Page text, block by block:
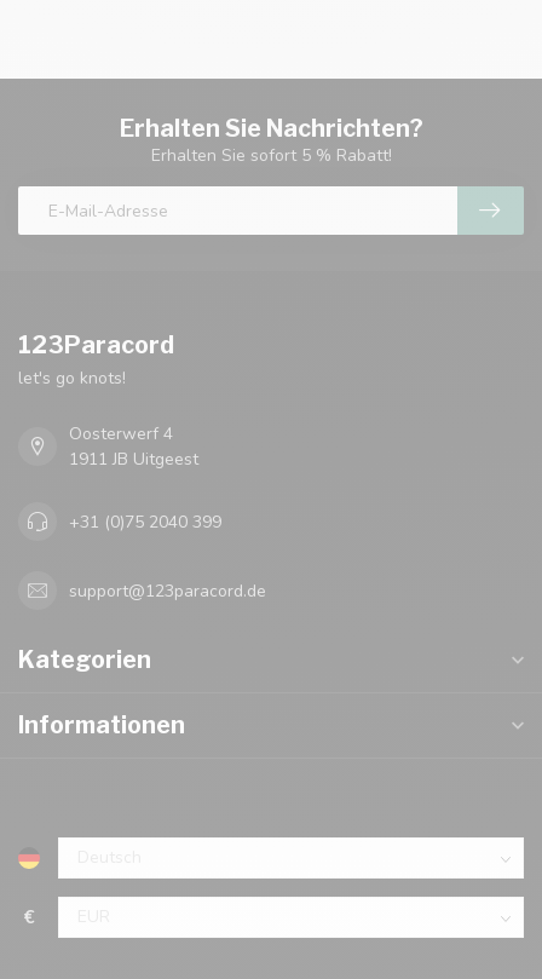
Erhalten Sie Nachrichten?
Erhalten Sie sofort 5 % Rabatt!
123Paracord
let's go knots!
Oosterwerf 4
1911 JB Uitgeest
+31 (0)75 2040 399
support@123paracord.de
Kategorien
Informationen
€